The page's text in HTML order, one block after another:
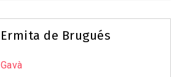
Ermita de Brugués
Gavà